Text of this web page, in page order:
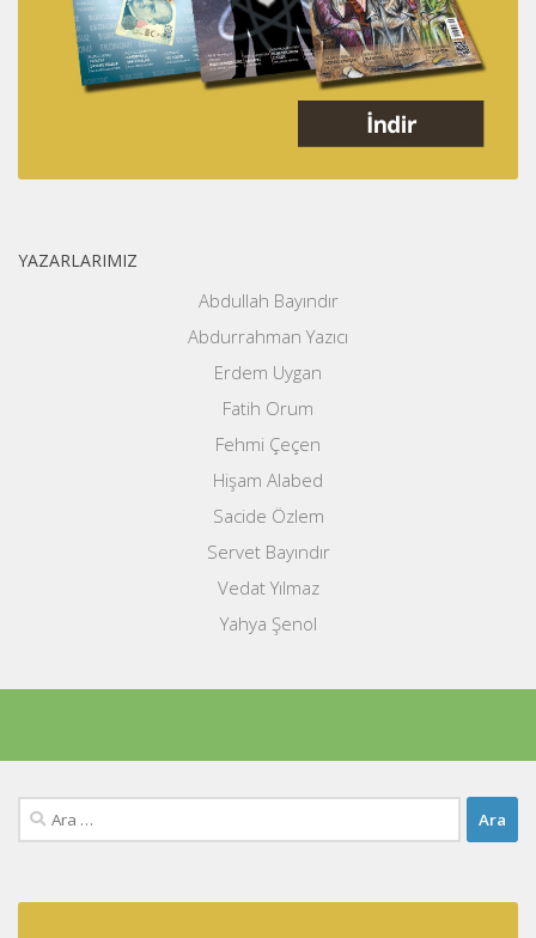
YAZARLARIMIZ
Abdullah Bayındır
Abdurrahman Yazıcı
Erdem Uygan
Fatih Orum
Fehmi Çeçen
Hişam Alabed
Sacide Özlem
Servet Bayındır
Vedat Yılmaz
Yahya Şenol
Arama: